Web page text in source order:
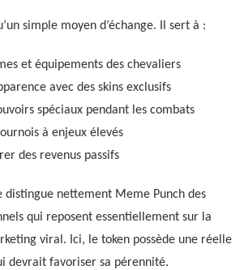
simple moyen d’échange. Il sert à :
et équipements des chevaliers
avec des skins exclusifs
spéciaux pendant les combats
à enjeux élevés
des revenus passifs
nettement Meme Punch des
qui reposent essentiellement sur la
viral. Ici, le token possède une réelle
devrait favoriser sa pérennité.